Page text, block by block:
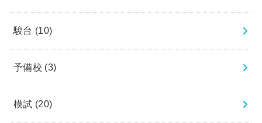
駿台 (10)
予備校 (3)
模試 (20)